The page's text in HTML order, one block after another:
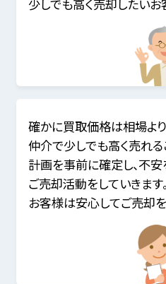
少しでも高く売却したいお
確かに買取価格は相場より
仲介で少しでも高く売れる
計画を事前に確定し、不
ご売却活動をしていきます。
お客様は安心してご売却